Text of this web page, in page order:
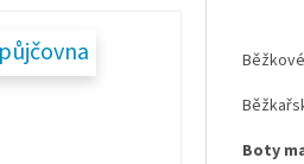
Boty